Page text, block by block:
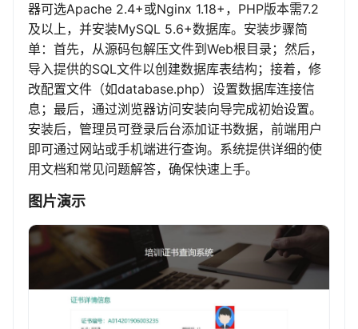
器可选Apache 2.4+或Nginx 1.18+，PHP版本需7.2
及以上，并安装MySQL 5.6+数据库。安装步骤简
单：首先，从源码包解压文件到Web根目录；然后，
导入提供的SQL文件以创建数据库表结构；接着，修
改配置文件（如database.php）设置数据库连接信
息；最后，通过浏览器访问安装向导完成初始设置。
安装后，管理员可登录后台添加证书数据，前端用户
即可通过网站或手机端进行查询。系统提供详细的使
用文档和常见问题解答，确保快速上手。
图片演示